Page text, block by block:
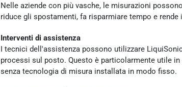
Nelle aziende con più vasche, le misurazioni
riduce gli spostamenti, fa risparmiare tempo e
Interventi di assistenza
I tecnici dell'assistenza possono utilizzare
processi sul posto. Questo è particolarmente utile
senza tecnologia di misura installata in modo fisso.